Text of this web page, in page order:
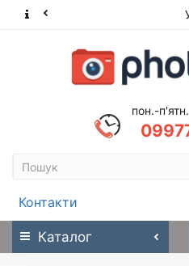
пон.-
Контакти
Каталог